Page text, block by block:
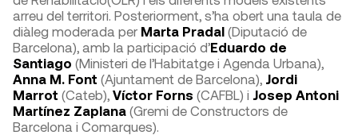
arreu del territori. Posteriorment, s’ha obert una taula de
diàleg moderada per Marta Pradal (Diputació de
Barcelona), amb la participació d’Eduardo de
Santiago (Ministeri de l’Habitatge i Agenda Urbana),
Anna M. Font (Ajuntament de Barcelona), Jordi
Marrot (Cateb), Víctor Forns (CAFBL) i Josep Antoni
Martínez Zaplana (Gremi de Constructors de
Barcelona i Comarques).